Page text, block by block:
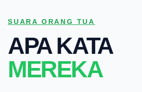
SUARA ORANG TUA
APA KATA
MEREKA